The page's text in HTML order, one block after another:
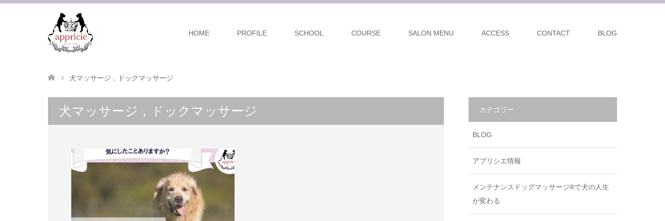
HOME PROFILE SCHOOL COURSE SALON MENU ACCESS CONTACT BLOG
犬マッサージ，ドックマッサージ
犬マッサージ，ドックマッサージ カテゴリー
BLOG
アプリシエ情報
メンテナンスドッグマッサージ®で犬の人生
が変わる